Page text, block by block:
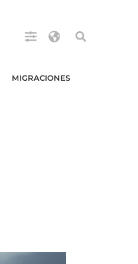
MIGRACIONES